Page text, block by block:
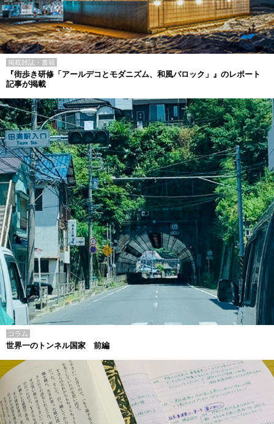
掲載雑誌・書籍
『街歩き研修「アールデコとモダニズム、和風バロック」』のレポート
記事が掲載
コラム
世界一のトンネル国家 前編